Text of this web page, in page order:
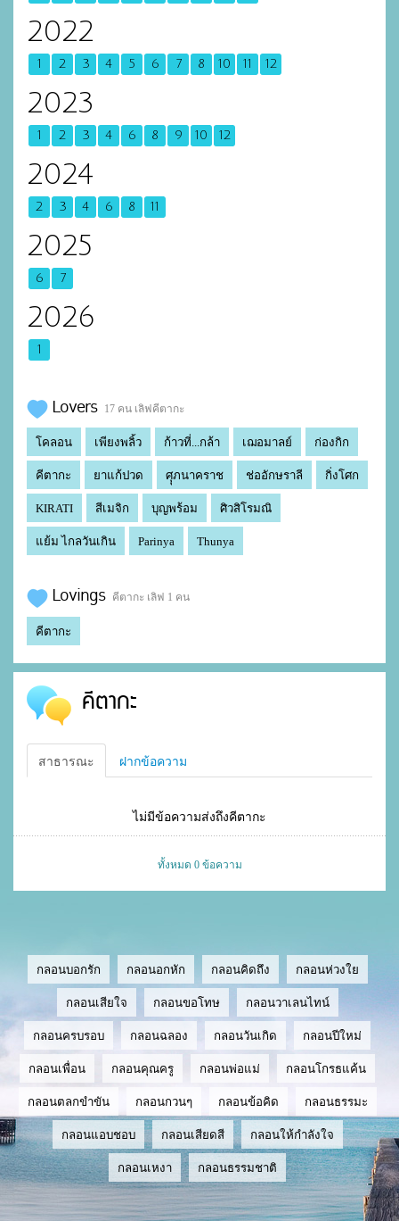
2022
1 2 3 4 5 6 7 8 10 11 12
2023
1 2 3 4 6 8 9 10 12
2024
2 3 4 6 8 11
2025
6 7
2026
1
Lovers 17 คน เลิฟคีตากะ
โคลอน เพียงพลิ้ว ก้าวที่...กล้า เฌอมาลย์ ก่องกิก
คีตากะ ยาแก้ปวด ศุุภนาคราช ช่ออักษราลี กิ่งโศก
KIRATI สีเมจิก บุญพร้อม ศิวสิโรมณิ
แย้ม ไกลวันเกิน Parinya Thunya
Lovings คีตากะ เลิฟ 1 คน
คีตากะ
คีตากะ
สาธารณะ ฝากข้อความ
ไม่มีข้อความส่งถึงคีตากะ
ทั้งหมด 0 ข้อความ
กลอนบอกรัก กลอนอกหัก กลอนคิดถึง กลอนห่วงใย
กลอนเสียใจ กลอนขอโทษ กลอนวาเลนไทน์
กลอนครบรอบ กลอนฉลอง กลอนวันเกิด กลอนปีใหม่
กลอนเพื่อน กลอนคุณครู กลอนพ่อแม่ กลอนโกรธแค้น
กลอนตลกขำขัน กลอนกวนๆ กลอนข้อคิด กลอนธรรมะ
กลอนแอบชอบ กลอนเสียดสี กลอนให้กำลังใจ
กลอนเหงา กลอนธรรมชาติ